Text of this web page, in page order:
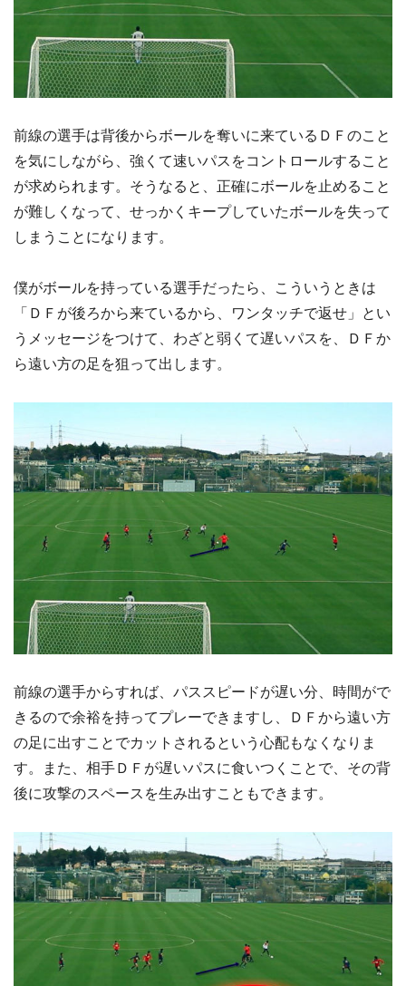
前線の選手は背後からボールを奪いに来ているＤＦのこと
を気にしながら、強くて速いパスをコントロールすること
が求められます。そうなると、正確にボールを止めること
が難しくなって、せっかくキープしていたボールを失って
しまうことになります。
僕がボールを持っている選手だったら、こういうときは
「ＤＦが後ろから来ているから、ワンタッチで返せ」とい
うメッセージをつけて、わざと弱くて遅いパスを、ＤＦか
ら遠い方の足を狙って出します。
前線の選手からすれば、パススピードが遅い分、時間がで
きるので余裕を持ってプレーできますし、ＤＦから遠い方
の足に出すことでカットされるという心配もなくなりま
す。また、相手ＤＦが遅いパスに食いつくことで、その背
後に攻撃のスペースを生み出すこともできます。